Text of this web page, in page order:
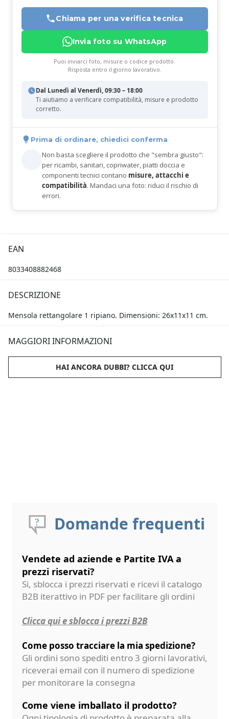
Chiama per una verifica tecnica
Invia foto su WhatsApp
Puoi inviarci foto, misure o codice prodotto.
Risposta entro il giorno lavorativo.
Dal Lunedì al Venerdì, 09:30 – 18:00
Ti aiutiamo a verificare compatibilità, misure e prodotto
corretto.
Prima di ordinare, chiedici conferma
Non basta scegliere il prodotto che "sembra giusto":
per ricambi, sanitari, copriwater, piatti doccia e
componenti tecnici contano misure, attacchi e
compatibilità. Mandaci una foto: riduci il rischio di
errori.
EAN
8033408882468
DESCRIZIONE
Mensola rettangolare 1 ripiano. Dimensioni: 26x11x11 cm.
MAGGIORI INFORMAZIONI
HAI ANCORA DUBBI? CLICCA QUI
Domande frequenti
Vendete ad aziende e Partite IVA a
prezzi riservati?
Si, sblocca i prezzi riservati e ricevi il catalogo
B2B iterattivo in PDF per facilitare gli ordini
Clicca qui e sblocca i prezzi B2B
Come posso tracciare la mia spedizione?
Gli ordini sono spediti entro 3 giorni lavorativi,
riceverai email con il numero di spedizione
per monitorare la consegna
Come viene imballato il prodotto?